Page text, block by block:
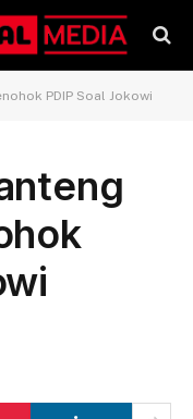
PDIP Soal Jokowi